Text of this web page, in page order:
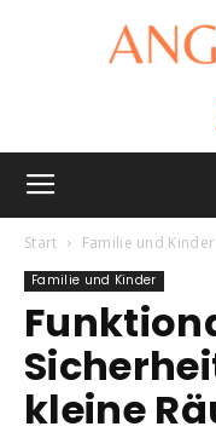
Start Familie und Kinder
Familie und Kinder
kleine